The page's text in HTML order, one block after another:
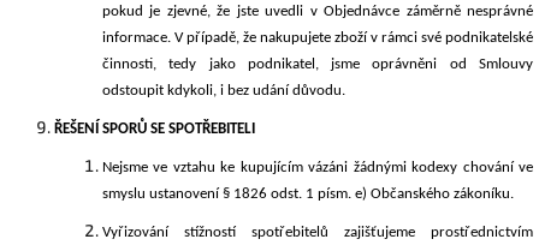
pokud je zjevné, že jste uvedli v Objednávce záměrně nesprávné
informace. V případě, že nakupujete zboží v rámci své podnikatelské
činnosti, tedy jako podnikatel, jsme oprávněni od Smlouvy
odstoupit kdykoli, i bez udání důvodu.
ŘEŠENÍ SPORŮ SE SPOTŘEBITELI
Nejsme ve vztahu ke kupujícím vázáni žádnými kodexy chování ve
smyslu ustanovení § 1826 odst. 1 písm. e) Občanského zákoníku.
Vyřizovánístížností spotřebitelů zajišťujeme prostřednictvím